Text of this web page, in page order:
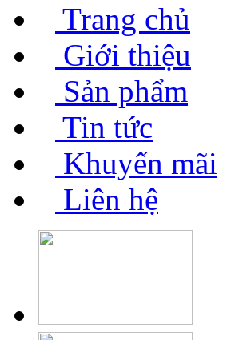
Trang chủ
Giới thiệu
Sản phẩm
Tin tức
Khuyến mãi
Liên hệ